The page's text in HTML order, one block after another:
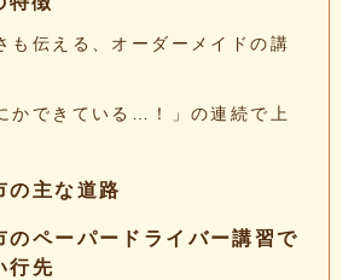
も伝える、オーダーメイドの講
かできている…！」の連続で上
の主な道路
のペーパードライバー講習で
行先